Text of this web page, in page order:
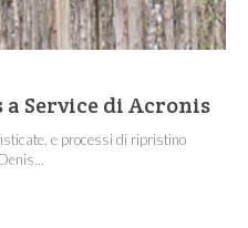
a Service di Acronis
e processi di ripristino